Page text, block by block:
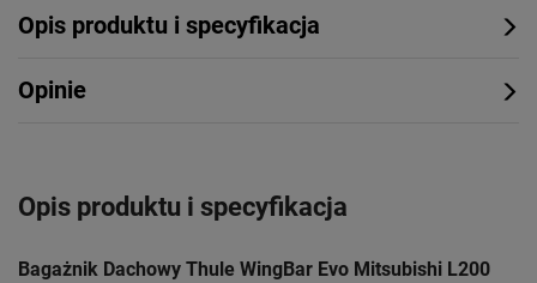
Opis produktu i specyfikacja
Opinie
Opis produktu i specyfikacja
Bagażnik Dachowy Thule WingBar Evo Mitsubishi L200